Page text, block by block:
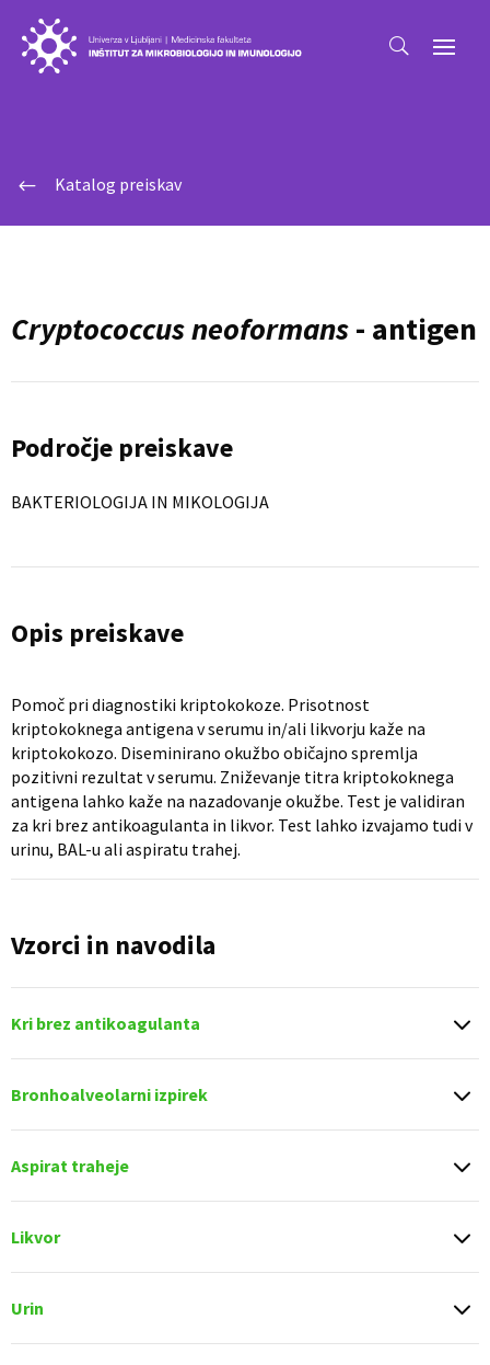
# Katalog preiskav
Cryptococcus neoformans- antigen
Področje preiskave
BAKTERIOLOGIJA IN MIKOLOGIJA
Opis preiskave
Pomoč pri diagnostiki kriptokokoze. Prisotnost
kriptokoknega antigena v serumu in/ali likvorju kaže na
kriptokokozo. Diseminirano okužbo običajno spremlja
pozitivni rezultat v serumu. Zniževanje titra kriptokoknega
antigena lahko kaže na nazadovanje okužbe. Test je validiran
za kri brez antikoagulanta in likvor. Test lahko izvajamo tudi v
urinu, BAL-u ali aspiratu trahej.
Vzorci in navodila
Kri brez antikoagulanta
Bronhoalveolarni izpirek
Aspirat traheje
Likvor
Urin